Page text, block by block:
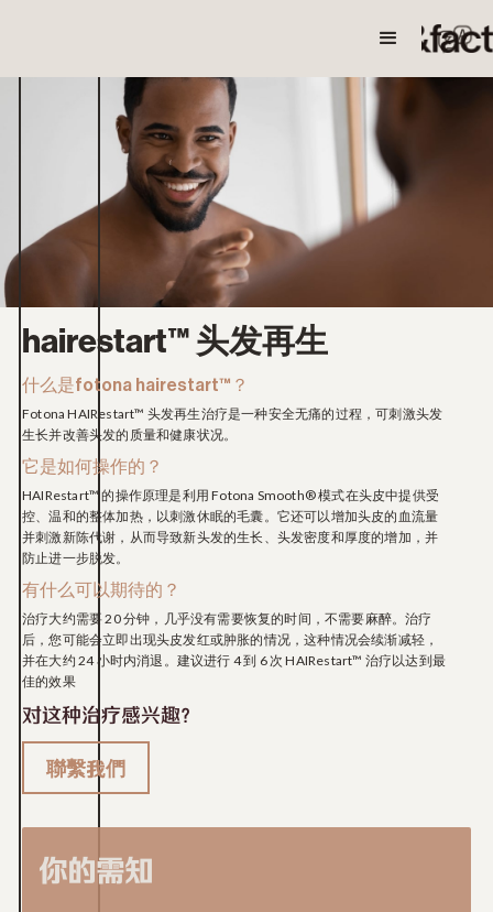
你的需知
hairestart™ 头发再生
什么是fotona hairestart™？
Fotona HAIRestart™ 头发再生治疗是一种安全无痛的过程，可刺激头发
生长并改善头发的质量和健康状况。
它是如何操作的？
HAIRestart™ 的操作原理是利用 Fotona Smooth® 模式在头皮中提供受
控、温和的整体加热，以刺激休眠的毛囊。它还可以增加头皮的血流量
并刺激新陈代谢，从而导致新头发的生长、头发密度和厚度的增加，并
防止进一步脱发。
有什么可以期待的？
治疗大约需要 20 分钟，几乎没有需要恢复的时间，不需要麻醉。治疗
后，您可能会立即出现头皮发红或肿胀的情况，这种情况会续渐减轻，
并在大约 24 小时内消退。建议进行 4 到 6 次 HAIRestart™ 治疗以达到最
佳的效果
对这种治疗感兴趣？
聯繫我們